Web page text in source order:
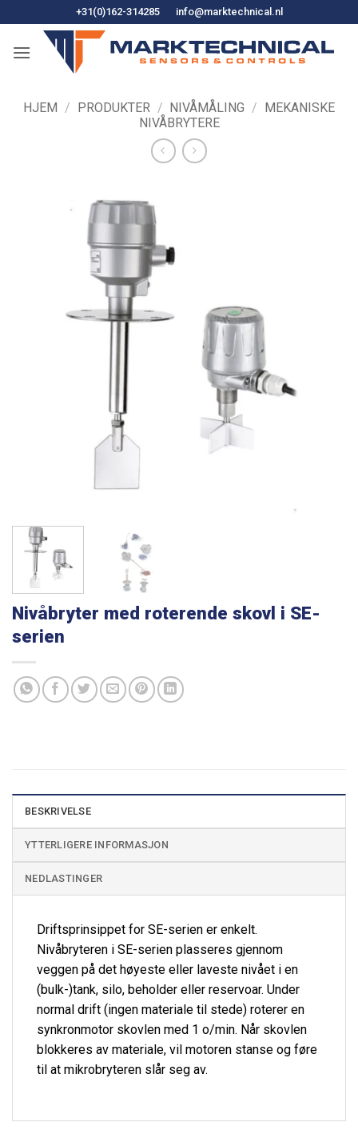
til
innhold
+31(0)162-314285 info@marktechnical.nl
HJEM / PRODUKTER / NIVÅMÅLING / MEKANISKE
NIVÅBRYTERE
Nivåbryter med roterende skovl i SE-
serien
BESKRIVELSE
YTTERLIGERE INFORMASJON
NEDLASTINGER
Driftsprinsippet for SE-serien er enkelt.
Nivåbryteren i SE-serien plasseres gjennom
veggen på det høyeste eller laveste nivået i en
(bulk-)tank, silo, beholder eller reservoar. Under
normal drift (ingen materiale til stede) roterer en
synkronmotor skovlen med 1 o/min. Når skovlen
blokkeres av materiale, vil motoren stanse og føre
til at mikrobryteren slår seg av.